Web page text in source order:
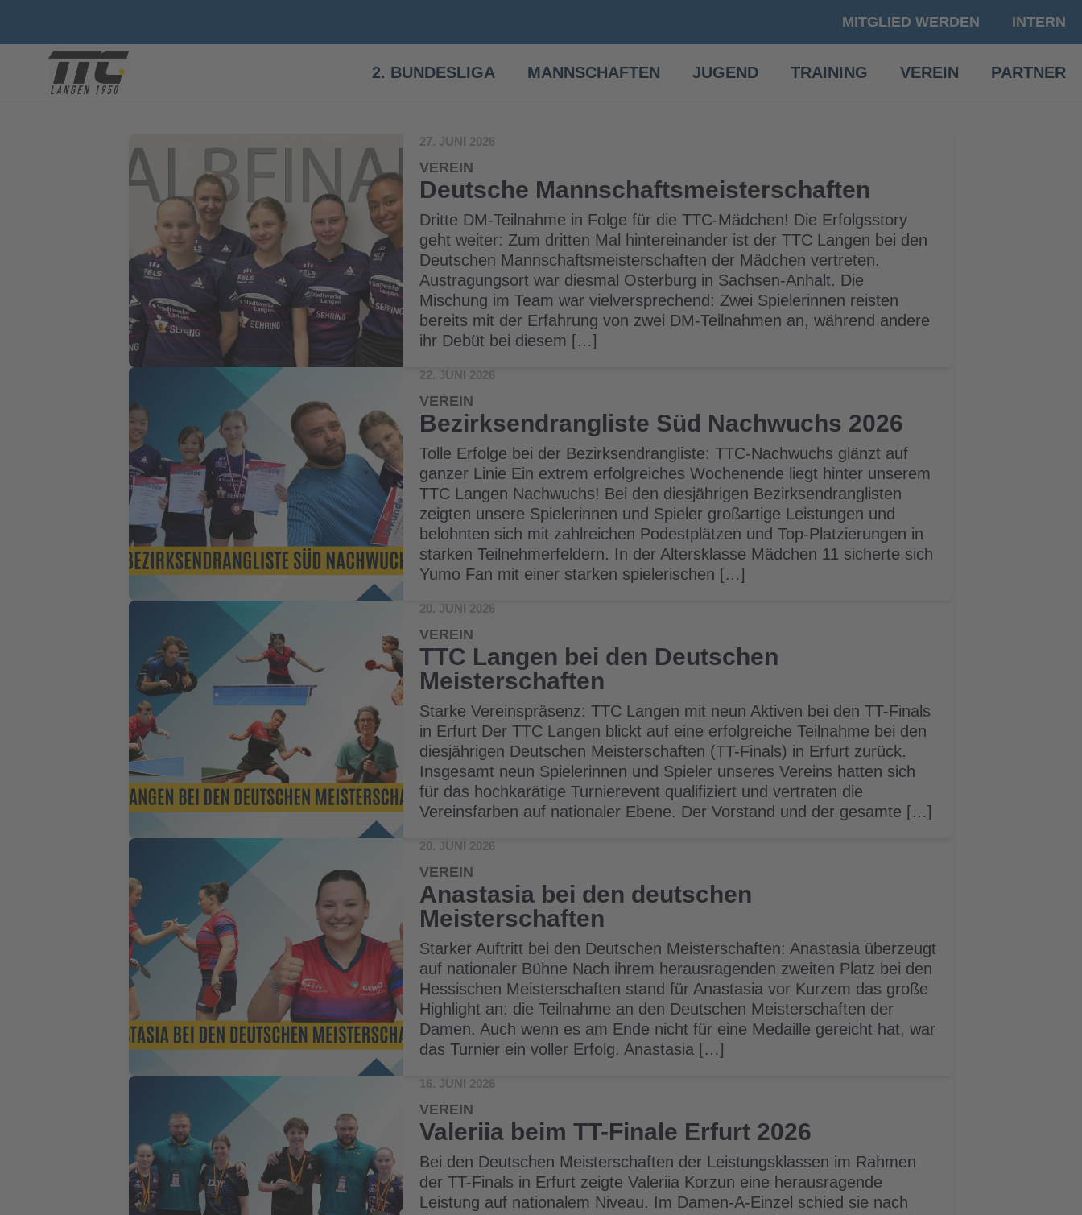
MITGLIED WERDEN INTERN
2. BUNDESLIGA MANNSCHAFTEN JUGEND TRAINING VEREIN PARTNER
27. JUNI 2026
VEREIN
Deutsche Mannschaftsmeisterschaften
Dritte DM-Teilnahme in Folge für die TTC-Mädchen! Die Erfolgsstory
geht weiter: Zum dritten Mal hintereinander ist der TTC Langen bei den
Deutschen Mannschaftsmeisterschaften der Mädchen vertreten.
Austragungsort war diesmal Osterburg in Sachsen-Anhalt. Die
Mischung im Team war vielversprechend: Zwei Spielerinnen reisten
bereits mit der Erfahrung von zwei DM-Teilnahmen an, während andere
ihr Debüt bei diesem […]
22. JUNI 2026
VEREIN
Bezirksendrangliste Süd Nachwuchs 2026
Tolle Erfolge bei der Bezirksendrangliste: TTC-Nachwuchs glänzt auf
ganzer Linie Ein extrem erfolgreiches Wochenende liegt hinter unserem
TTC Langen Nachwuchs! Bei den diesjährigen Bezirksendranglisten
zeigten unsere Spielerinnen und Spieler großartige Leistungen und
belohnten sich mit zahlreichen Podestplätzen und Top-Platzierungen in
starken Teilnehmerfeldern. In der Altersklasse Mädchen 11 sicherte sich
Yumo Fan mit einer starken spielerischen […]
20. JUNI 2026
VEREIN
TTC Langen bei den Deutschen
Meisterschaften
Starke Vereinspräsenz: TTC Langen mit neun Aktiven bei den TT-Finals
in Erfurt Der TTC Langen blickt auf eine erfolgreiche Teilnahme bei den
diesjährigen Deutschen Meisterschaften (TT-Finals) in Erfurt zurück.
Insgesamt neun Spielerinnen und Spieler unseres Vereins hatten sich
für das hochkarätige Turnierevent qualifiziert und vertraten die
Vereinsfarben auf nationaler Ebene. Der Vorstand und der gesamte […]
20. JUNI 2026
VEREIN
Anastasia bei den deutschen
Meisterschaften
Starker Auftritt bei den Deutschen Meisterschaften: Anastasia überzeugt
auf nationaler Bühne Nach ihrem herausragenden zweiten Platz bei den
Hessischen Meisterschaften stand für Anastasia vor Kurzem das große
Highlight an: die Teilnahme an den Deutschen Meisterschaften der
Damen. Auch wenn es am Ende nicht für eine Medaille gereicht hat, war
das Turnier ein voller Erfolg. Anastasia […]
16. JUNI 2026
VEREIN
Valeriia beim TT-Finale Erfurt 2026
Bei den Deutschen Meisterschaften der Leistungsklassen im Rahmen
der TT-Finals in Erfurt zeigte Valeriia Korzun eine herausragende
Leistung auf nationalem Niveau. Im Damen-A-Einzel schied sie nach